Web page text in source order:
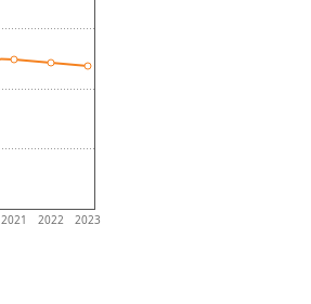
2021 2022 2023